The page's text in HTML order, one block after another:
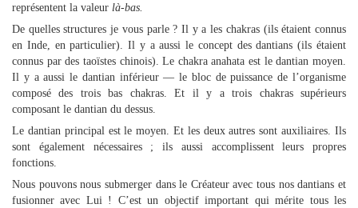
représentent la valeur là-bas.
De quelles structures je vous parle ? Il y a les chakras (ils étaient connus
en Inde, en particulier). Il y a aussi le concept des dantians (ils étaient
connus par des taoïstes chinois). Le chakra anahata est le dantian moyen.
Il y a aussi le dantian inférieur — le bloc de puissance de l’organisme
composé des trois bas chakras. Et il y a trois chakras supérieurs
composant le dantian du dessus.
Le dantian principal est le moyen. Et les deux autres sont auxiliaires. Ils
sont également nécessaires ; ils aussi accomplissent leurs propres
fonctions.
Nous pouvons nous submerger dans le Créateur avec tous nos dantians et
fusionner avec Lui ! C’est un objectif important qui mérite tous les